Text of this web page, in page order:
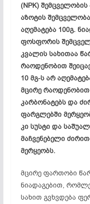
(NPK)
აზოტის
აღემატება 100გ.
ფოსფორის
კვალის სახითაა
რაოდენობით
10 მგ-ს არ
მცირე რაოდენობით
კარბონატებს და
ფარგლებში
კი სუსტი და
მაჩვენებელი
მერყეობს.
მცირე ფართობი
ნიადაგებით,
სახით გვხვდება